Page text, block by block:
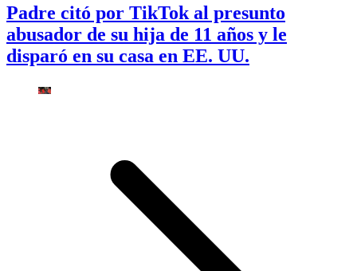
Padre citó por TikTok al presunto
abusador de su hija de 11 años y le
disparó en su casa en EE. UU.